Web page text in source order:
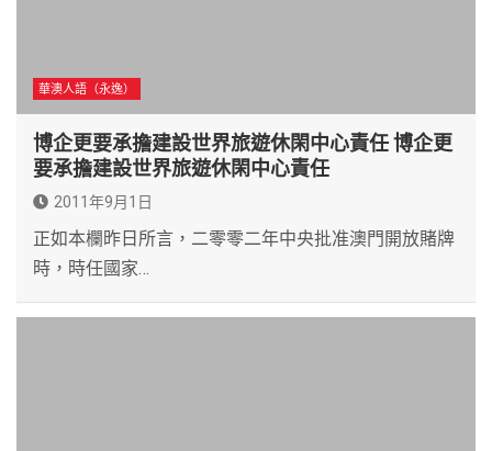
華澳人語（永逸）
博企更要承擔建設世界旅遊休閑中心責任 博企更
要承擔建設世界旅遊休閑中心責任
2011年9月1日
正如本欄昨日所言，二零零二年中央批准澳門開放賭牌
時，時任國家…